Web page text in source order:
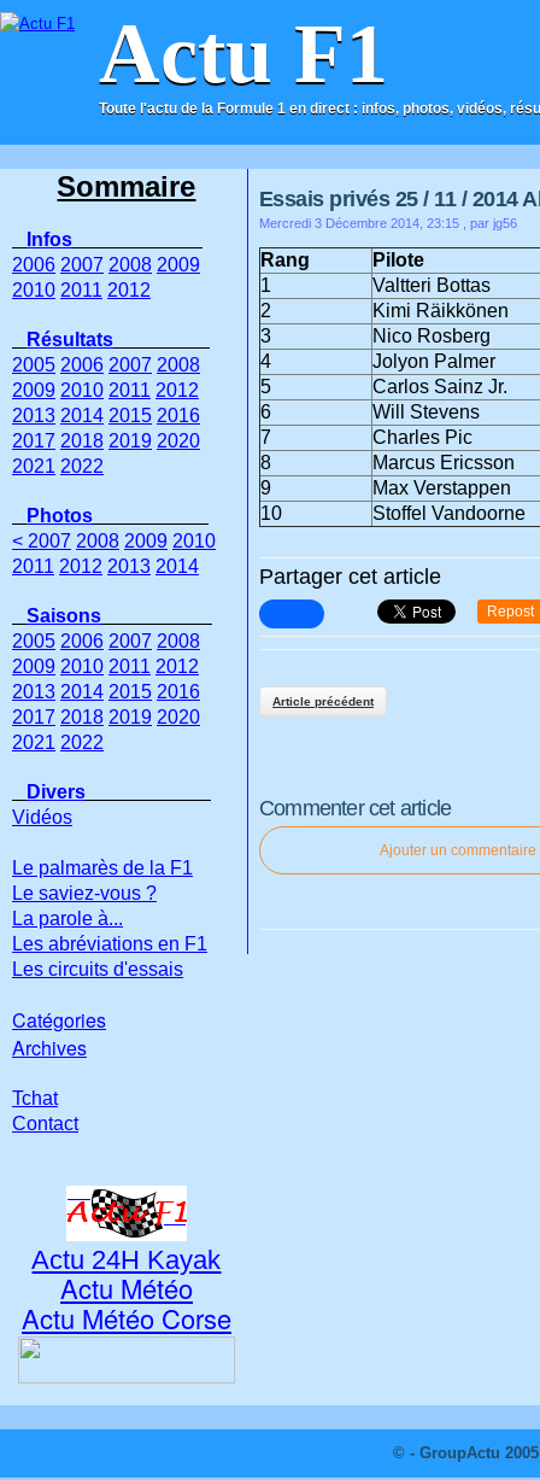
Actu F1
Toute l'actu de la Formule 1 en direct : infos, photos, vidéos,
ACCUEIL CONTACT
Essais privés 25 / 11 / 2014
Mercredi 3 Décembre 2014, 23:15 , par jg56
Rang
Pilote
1
Valtteri Bottas
2
Kimi Räikkönen
3
Nico Rosberg
4
Jolyon Palmer
5
Carlos Sainz Jr.
6
Will Stevens
7
Charles Pic
8
Marcus Ericsson
9
Max Verstappen
10
Stoffel Vandoorne
Partager cet article
Repost
Article précédent
Commenter cet article
Ajouter un commentaire
Sommaire
Infos
2006 2007 2008 2009
2010 2011 2012
Résultats
2005 2006 2007 2008
2009 2010 2011 2012
2013 2014 2015 2016
2017 2018 2019 2020
2021 2022
Photos
< 2007 2008 2009 2010
2011 2012 2013 2014
Saisons
2005 2006 2007 2008
2009 2010 2011 2012
2013 2014 2015 2016
2017 2018 2019 2020
2021 2022
Divers
Vidéos
Le palmarès de la F1
Le saviez-vous ?
La parole à...
Les abréviations en F1
Les circuits d'essais
Catégories
Archives
Tchat
Contact
Actu 24H Kayak
Actu Météo
Actu Météo Corse
© - GroupActu